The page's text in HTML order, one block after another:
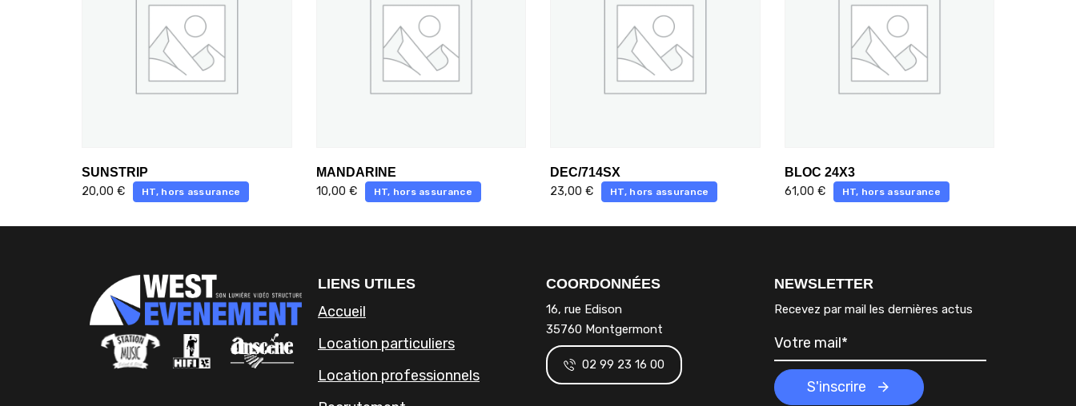
SUNSTRIP
20,00 € HT, hors assurance
MANDARINE
10,00 € HT, hors assurance
DEC/714SX
23,00 € HT, hors assurance
BLOC 24X3
61,00 € HT, hors assurance
LIENS UTILES
Accueil
Location particuliers
Location professionnels
COORDONNÉES
16, rue Edison
35760 Montgermont
02 99 23 16 00
NEWSLETTER
Recevez par mail les dernières actus
S'inscrire